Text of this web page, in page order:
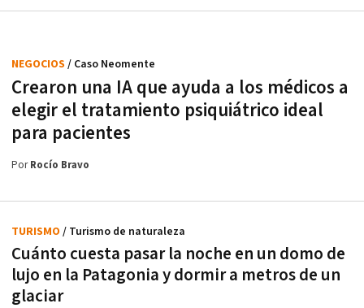
Crearon una IA que ayuda a los médicos a
elegir el tratamiento psiquiátrico ideal
para pacientes
NEGOCIOS / Caso Neomente
PorRocío Bravo
Cuánto cuesta pasar la noche en un domo de
lujo en la Patagonia y dormir a metros de un
glaciar
TURISMO / Turismo de naturaleza